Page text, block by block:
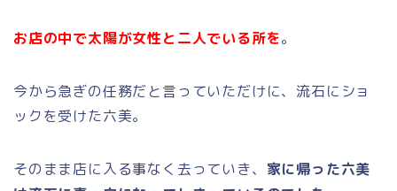
お店の中で太陽が女性と二人でいる所を。
今から急ぎの任務だと言っていただけに、流石にショ
ックを受けた六美。
そのまま店に入る事なく去っていき、 家に帰った六美